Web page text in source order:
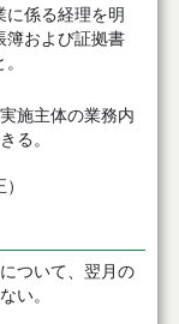
係る経理を明
簿および証拠書
施主体の業務内
る。
ついて、翌月の
い。